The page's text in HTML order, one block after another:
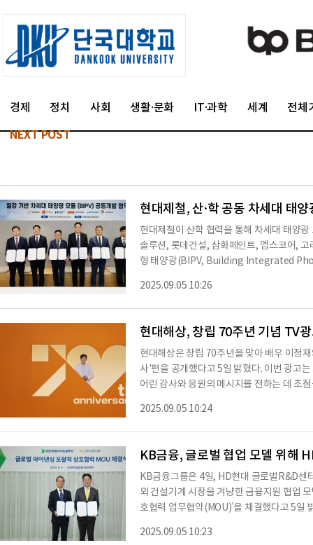
경제 정치 사회 생활·문화 IT·과학 세계 전체
NEXT POST
현대제철, 산·학 공동 차세대 태
현대제철이 산학 협력을 통해 차세대 태양
솔루션, 롯데건설, 삼화페인트, 엡스코어,
형 태양광(BIPV, Building Integrated
B, Zero Energy Building)2) 의무화에 대
강 소재 기반의 고효율 BIPV 모듈을 개발하
2025.09.05 10:26
현대해상, 창립 70주년 기념 TV
현대해상은 창립 70주년을 맞아 배우 이정
사'편을 공개했다고 5일 밝혔다. 이번 광고
어린 감사와 응원의 메시지를 전하는 데 초
시니어 고객, 어느덧 자란 아이들과 서툰 합
야구가 좋은 소년, 곧 태어날 아이를 기다리
2025.09.05 10:24
KB금융, 글로벌 협업 모델 위해
KB금융그룹은 4일, HD현대 글로벌R&D센
외 건설기계 시장을 겨냥한 금융지원 협업
호협력 업무협약(MOU)’을 체결했다고 5일
장, KB캐피탈 빈중일 사장이 참석한 가운데
2025.09.05 10:23